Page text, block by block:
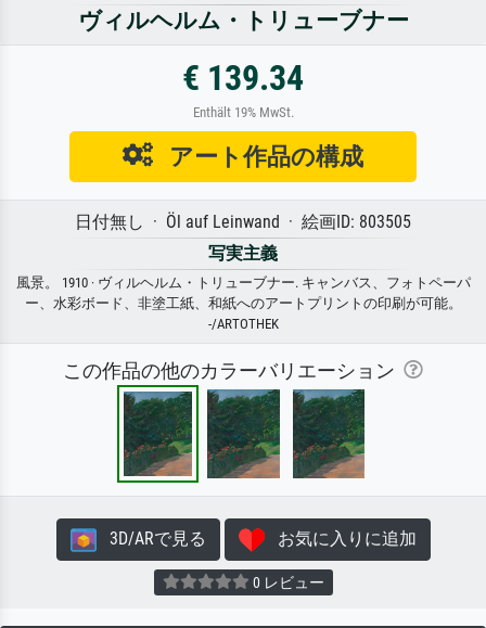
ヴィルヘルム・トリューブナー
€ 139.34
Enthält 19% MwSt.
アート作品の構成
日付無し · Öl auf Leinwand · 絵画ID: 803505
写実主義
風景。 1910 · ヴィルヘルム・トリューブナー. キャンバス、フォトペーパ
ー、水彩ボード、非塗工紙、和紙へのアートプリントの印刷が可能。
-/ARTOTHEK
この作品の他のカラーバリエーション
3D/ARで見る お気に入りに追加
0 レビュー